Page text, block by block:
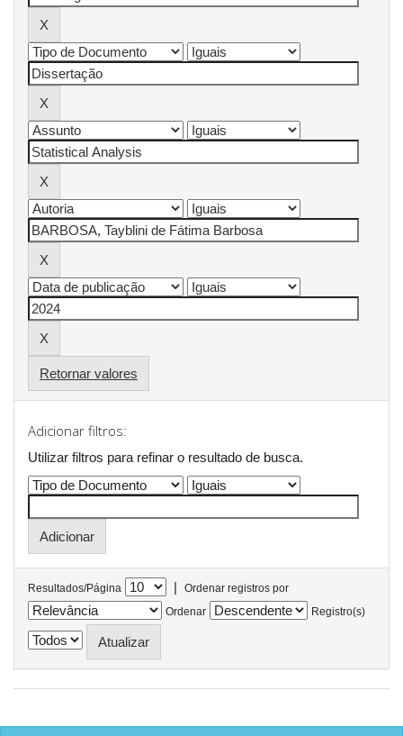
Retornar valores
Adicionar filtros:
Utilizar filtros para refinar o resultado de busca.
Resultados/Página |
Ordenar registros por
Ordenar
Registro(s)